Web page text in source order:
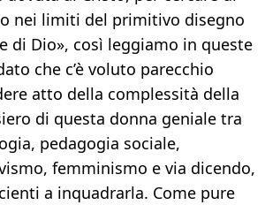
nei limiti del primitivo disegno
di Dio», così leggiamo in queste
che c’è voluto parecchio
atto della complessità della
di questa donna geniale tra
pedagogia sociale,
femminismo e via dicendo,
a inquadrarla. Come pure